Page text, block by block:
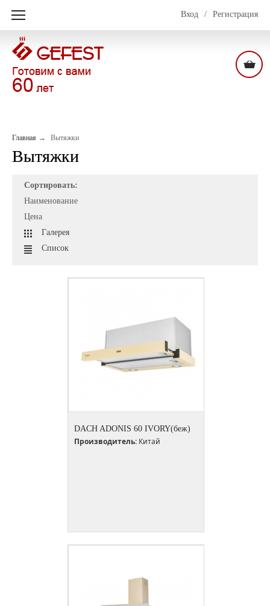
Вход / Регистрация
Главная Вытяжки
Вытяжки
Сортировать:
Наименование
Цена
Галерея
Список
DACH ADONIS 60 IVORY(беж)
Производитель: Китай